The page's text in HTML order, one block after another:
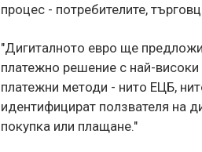
процес - потребителите,
"Дигиталното евро ще
платежно решение с най-високи
платежни методи - нито ЕЦБ,
идентифицират ползвателя на
покупка или плащане."